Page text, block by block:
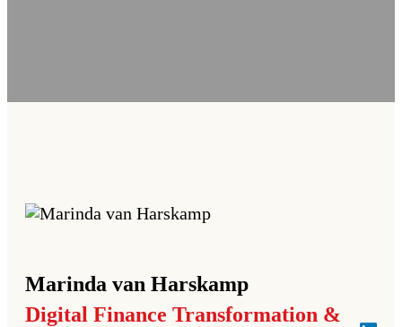
Marinda van Harskamp
Digital Finance Transformation &